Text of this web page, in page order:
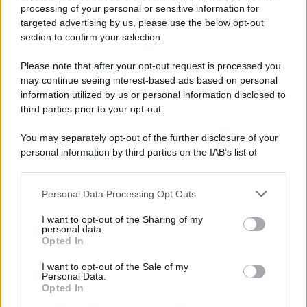
processing of your personal or sensitive information for
targeted advertising by us, please use the below opt-out
section to confirm your selection.
Please note that after your opt-out request is processed you
may continue seeing interest-based ads based on personal
information utilized by us or personal information disclosed to
third parties prior to your opt-out.
You may separately opt-out of the further disclosure of your
personal information by third parties on the IAB’s list of
This information may also be disclosed by us to third parties
disclose it to other third parties.
Please note that this website/app uses one or more Google
services and may gather and store information including but
not limited to your visit or usage behaviour. You may click to
grant or deny consent to Google and its third-party tags to
Personal Data Processing Opt Outs
I want to opt-out of the Sharing of my
personal data.
Opted In
I want to opt-out of the Sale of my
Personal Data.
Opted In
MANGIARE E BERE
Sappada dove mangiare bene spendendo
poco
Lo sapevi che...
Un grande quotidiano europeo
incorona le Isole Eolie: ecco perché
tutti ne parlano
L’Aeroporto di Bari introduce una
novità che cambia l’attesa prima del
Antica Fiera dell’Assunta di Viconovo: